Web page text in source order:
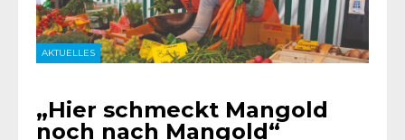
AKTUELLES
„Hier schmeckt Mangold
noch nach Mangold“